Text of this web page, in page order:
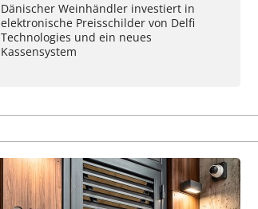
Dänischer Weinhändler investiert in
elektronische Preisschilder von Delfi
Technologies und ein neues
Kassensystem